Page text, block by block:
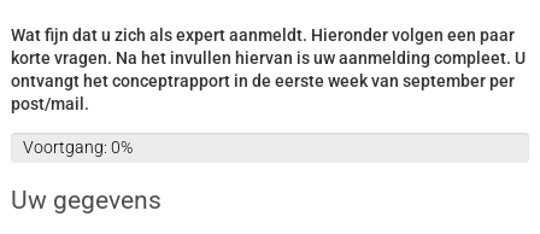
Wat fijn dat u zich als expert aanmeldt. Hieronder volgen een paar
korte vragen. Na het invullen hiervan is uw aanmelding compleet. U
ontvangt het conceptrapport in de eerste week van september per
post/mail.
Voortgang: 0%
Voortgang: 0%
Uw gegevens